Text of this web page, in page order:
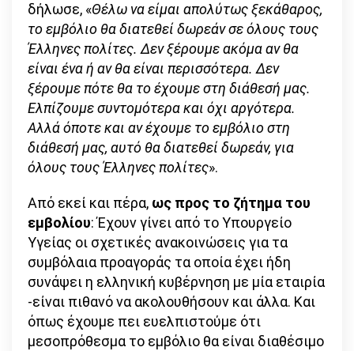
στα
σχολεία
δήλωσε, «Θέλω να είμαι απολύτως ξεκάθαρος,
το εμβόλιο θα διατεθεί δωρεάν σε όλους τους
Έλληνες πολίτες. Δεν ξέρουμε ακόμα αν θα
είναι ένα ή αν θα είναι περισσότερα. Δεν
ξέρουμε πότε θα το έχουμε στη διάθεσή μας.
Ελπίζουμε συντομότερα και όχι αργότερα.
Αλλά όποτε και αν έχουμε το εμβόλιο στη
διάθεσή μας, αυτό θα διατεθεί δωρεάν, για
όλους τους Έλληνες πολίτες».
Από εκεί και πέρα, ως προς το ζήτημα του
εμβολίου: Έχουν γίνει από το Υπουργείο
Υγείας οι σχετικές ανακοινώσεις για τα
συμβόλαια προαγοράς τα οποία έχει ήδη
συνάψει η ελληνική κυβέρνηση με μία εταιρία
-είναι πιθανό να ακολουθήσουν και άλλα. Και
όπως έχουμε πει ευελπιστούμε ότι
μεσοπρόθεσμα το εμβόλιο θα είναι διαθέσιμο